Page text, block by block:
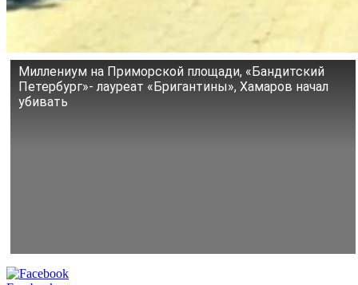
Миллениум на Приморской площади, «Бандитский
Петербург»- лауреат «Бригантины», Хамаров начал
убивать